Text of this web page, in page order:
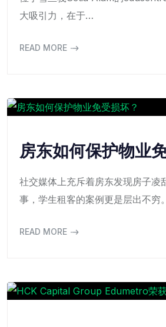
大吸引力，在于…
READ MORE
房东如何保护物业
社交媒体上充斥着房东发现房子凌
事，学生租客的案例更是层出不穷
READ MORE